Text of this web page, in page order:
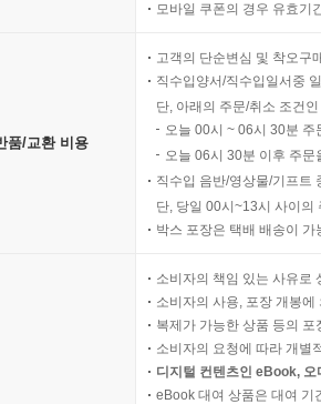
모바일 쿠폰의 경우 유효기
품/교환 비용
고객의 단순변심 및 착오구
직수입양서/직수입일서중
단, 아래의 주문/취소 조건
오늘 00시 ~ 06시 30분
오늘 06시 30분 이후 주
직수입 음반/영상물/기프트
단, 당일 00시~13시 사이의
박스 포장은 택배 배송이
소비자의 책임 있는 사유로
소비자의 사용, 포장 개봉
복제가 가능한 상품 등의
소비자의 요청에 따라 개별
디지털 컨텐츠인 eBook,
eBook 대여 상품은 대여 기